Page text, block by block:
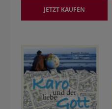
JETZT KAUFEN